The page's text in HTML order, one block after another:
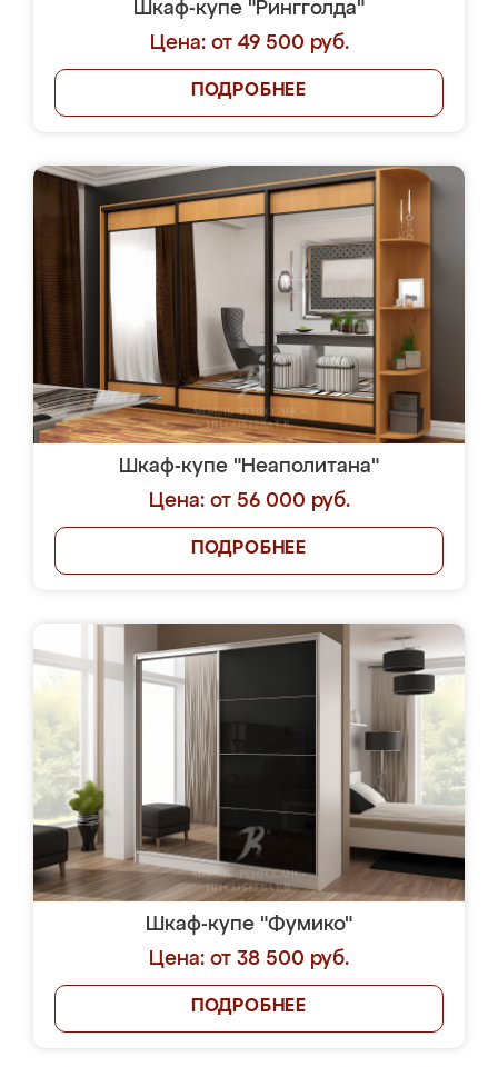
Шкаф-купе "Рингголда"
Цена: от 49 500 руб.
ПОДРОБНЕЕ
Шкаф-купе "Неаполитана"
Цена: от 56 000 руб.
ПОДРОБНЕЕ
Шкаф-купе "Фумико"
Цена: от 38 500 руб.
ПОДРОБНЕЕ